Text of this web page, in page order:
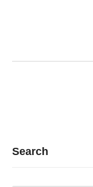
Search